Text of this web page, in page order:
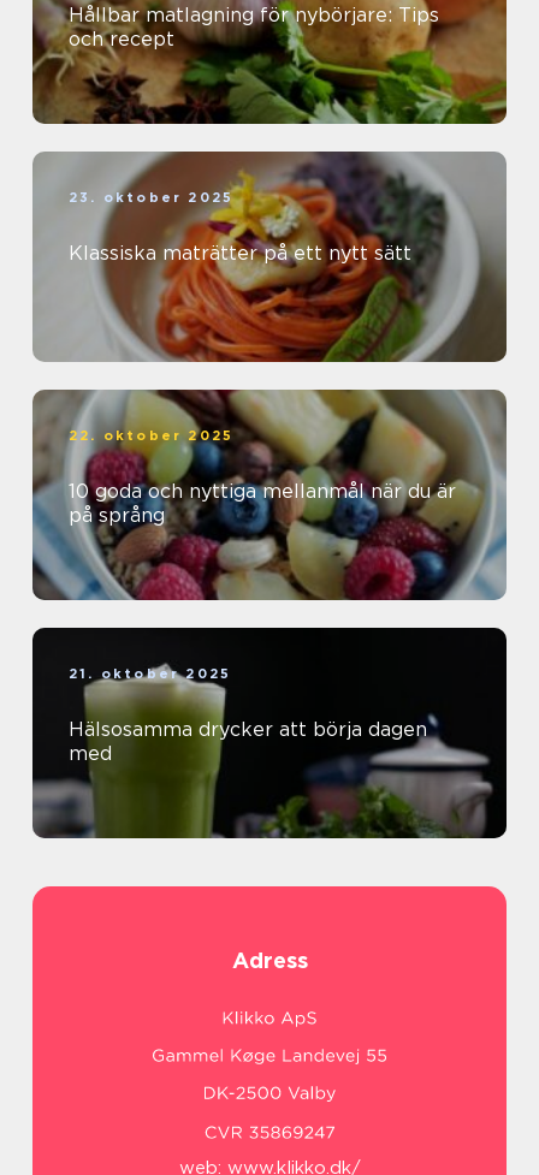
Hållbar matlagning för nybörjare: Tips
och recept
23. oktober 2025
Klassiska maträtter på ett nytt sätt
22. oktober 2025
10 goda och nyttiga mellanmål när du är
på språng
21. oktober 2025
Hälsosamma drycker att börja dagen
med
Adress
web: www.klikko.dk/